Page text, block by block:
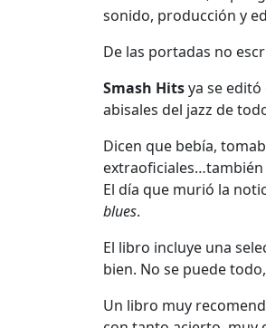
sonido, producción y
De las portadas no
Smash Hitsya se
abisales del jazz de
Dicen que bebía,
extraoficiales…también
El día que murió la
blues.
El libro incluye una
bien. No se puede
Un libro muy